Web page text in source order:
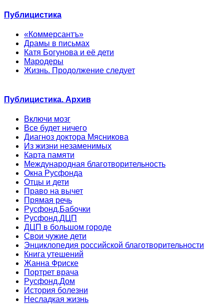
Публицистика
«Коммерсантъ»
Драмы в письмах
Катя Богунова и её дети
Мародеры
Жизнь. Продолжение следует
Публицистика. Архив
Включи мозг
Все будет ничего
Диагноз доктора Мясникова
Из жизни незаменимых
Карта памяти
Международная благотворительность
Окна Русфонда
Отцы и дети
Право на вычет
Прямая речь
Русфонд.Бабочки
Русфонд.ДЦП
ДЦП в большом городе
Свои чужие дети
Энциклопедия российской благотворительности
Книга утешений
Жанна Фриске
Портрет врача
Русфонд.Дом
История болезни
Несладкая жизнь